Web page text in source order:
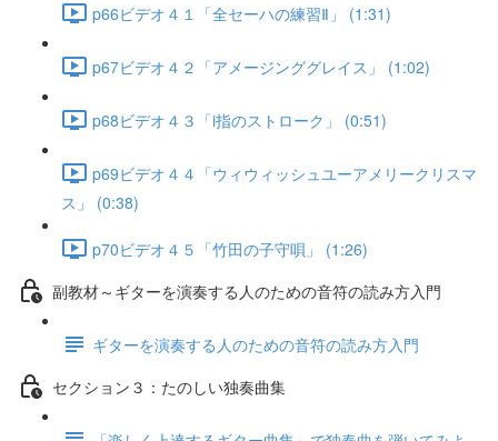
p66ビデオ４１「全セーハの練習Ⅱ」 (1:31)
p67ビデオ４２「アメージンググレイス」 (1:02)
p68ビデオ４３「i指のストローク」 (0:51)
p69ビデオ４４「ウィウィッシュユーアメリークリスマ
ス」 (0:38)
p70ビデオ４５「竹田の子守唄」 (1:26)
副教材～ギターを演奏する人のための音符の読み方入門
ギターを演奏する人のための音符の読み方入門
セクション３：たのしい独奏曲集